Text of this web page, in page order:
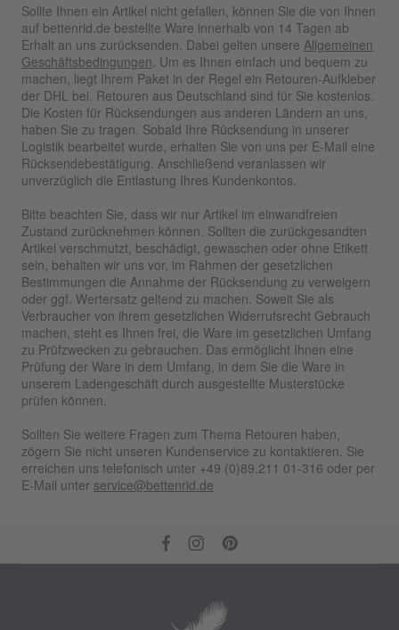
Sollte Ihnen ein Artikel nicht gefallen, können Sie die von Ihnen
auf bettenrid.de bestellte Ware innerhalb von 14 Tagen ab
Erhalt an uns zurücksenden. Dabei gelten unsere Allgemeinen
Geschäftsbedingungen . Um es Ihnen einfach und bequem zu
machen, liegt Ihrem Paket in der Regel ein Retouren-Aufkleber
der DHL bei. Retouren aus Deutschland sind für Sie kostenlos.
Die Kosten für Rücksendungen aus anderen Ländern an uns,
haben Sie zu tragen. Sobald Ihre Rücksendung in unserer
Logistik bearbeitet wurde, erhalten Sie von uns per E-Mail eine
Rücksendebestätigung. Anschließend veranlassen wir
unverzüglich die Entlastung Ihres Kundenkontos.
Bitte beachten Sie, dass wir nur Artikel im einwandfreien
Zustand zurücknehmen können. Sollten die zurückgesandten
Artikel verschmutzt, beschädigt, gewaschen oder ohne Etikett
sein, behalten wir uns vor, im Rahmen der gesetzlichen
Bestimmungen die Annahme der Rücksendung zu verweigern
oder ggf. Wertersatz geltend zu machen. Soweit Sie als
Verbraucher von ihrem gesetzlichen Widerrufsrecht Gebrauch
machen, steht es Ihnen frei, die Ware im gesetzlichen Umfang
zu Prüfzwecken zu gebrauchen. Das ermöglicht Ihnen eine
Prüfung der Ware in dem Umfang, in dem Sie die Ware in
unserem Ladengeschäft durch ausgestellte Musterstücke
prüfen können.
Sollten Sie weitere Fragen zum Thema Retouren haben,
zögern Sie nicht unseren Kundenservice zu kontaktieren. Sie
erreichen uns telefonisch unter +49 (0)89.211 01-316 oder per
E-Mail unter service@bettenrid.de